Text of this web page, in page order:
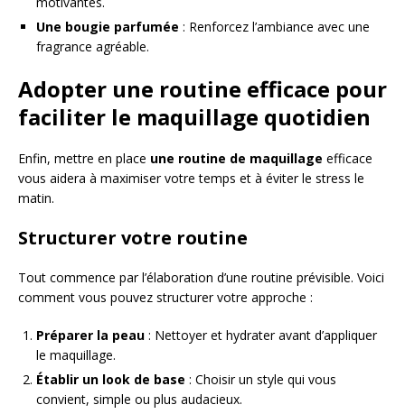
Une bougie parfumée : Renforcez l’ambiance avec une
fragrance agréable.
Adopter une routine efficace pour
faciliter le maquillage quotidien
Enfin, mettre en place une routine de maquillage efficace
vous aidera à maximiser votre temps et à éviter le stress le
matin.
Structurer votre routine
Tout commence par l’élaboration d’une routine prévisible. Voici
comment vous pouvez structurer votre approche :
Préparer la peau : Nettoyer et hydrater avant d’appliquer
le maquillage.
Établir un look de base : Choisir un style qui vous
convient, simple ou plus audacieux.